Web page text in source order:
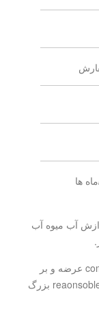
آب شیرین پردازش آب میوه آب
ما می توانیم آب پرتقال با قیمت بسیار competiitve عرضه و بر
اساس نماینده انحصاری در صورتی که سفارش reaonsoble بزرگ